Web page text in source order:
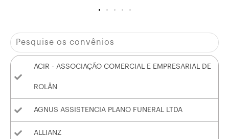
ACIR - ASSOCIAÇÃO COMERCIAL E EMPRESARIAL DE
ROLÂN
AGNUS ASSISTENCIA PLANO FUNERAL LTDA
ALLIANZ